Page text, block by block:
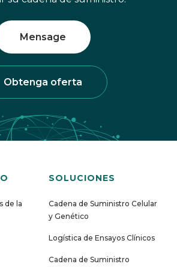
Mensage
Obtenga oferta
de la
SOLUCIONES
Cadena de Suministro Celular
y Genético
Logística de Ensayos Clínicos
Cadena de Suministro